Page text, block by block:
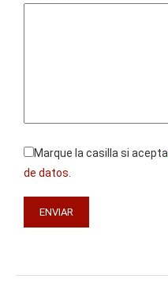
Marque la casilla si acepta
de datos